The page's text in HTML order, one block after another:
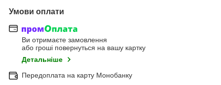
Умови оплати
Ви отримаєте замовлення
або гроші повернуться на вашу картку
Детальніше
Передоплата на карту Монобанку